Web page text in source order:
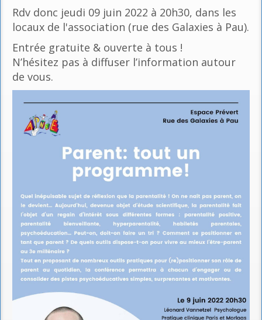
Rdv donc jeudi 09 juin 2022 à 20h30, dans les
locaux de l'association (rue des Galaxies à Pau).
Entrée gratuite & ouverte à tous !
N’hésitez pas à diffuser l’information autour
de vous.